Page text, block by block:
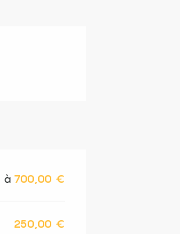
à 700,00 €
250,00 €